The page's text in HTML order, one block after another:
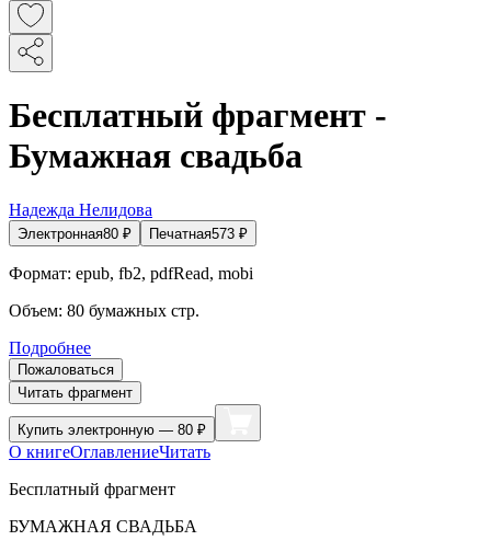
Бесплатный фрагмент -
Бумажная свадьба
Надежда Нелидова
Электронная80 ₽ Печатная573 ₽
Формат: epub, fb2, pdfRead, mobi
Объем: 80 бумажных стр.
Подробнее
Пожаловаться
Читать фрагмент
Купить электронную — 80 ₽
О книгеОглавлениеЧитать
Бесплатный фрагмент
БУМАЖНАЯ СВАДЬБА